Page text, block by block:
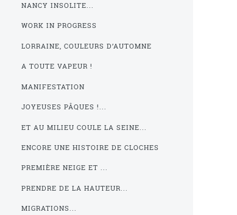
NANCY INSOLITE...
WORK IN PROGRESS
LORRAINE, COULEURS D’AUTOMNE
A TOUTE VAPEUR !
MANIFESTATION
JOYEUSES PÂQUES !...
ET AU MILIEU COULE LA SEINE...
ENCORE UNE HISTOIRE DE CLOCHES
PREMIÈRE NEIGE ET ...
PRENDRE DE LA HAUTEUR...
MIGRATIONS...